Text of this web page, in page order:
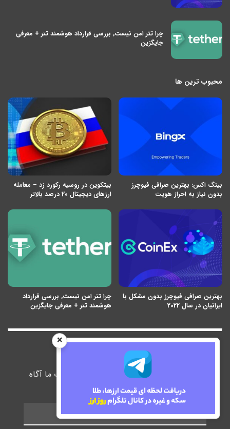
چرا تتر امن نیست, بررسی قرارداد هوشمند تتر + معرفی
جایگزین
محبوب ترین ها
بینگ اکس: بهترین صرافی فیوچرز
بدون نیاز به احراز هویت
بیتکوین در روسیه رکورد زد – معامله
ارزهای دیجیتال 20 درصد بالاتر
بهترین صرافی فیوچرز بدون مشکل با
ایرانیان در سال 2022
چرا تتر امن نیست, بررسی قرارداد
هوشمند تتر + معرفی جایگزین
عضویت در خبرنامه
با عضویت در خبرنامه روز ارز از آخرین مقالات ما آگاه
شوید
×